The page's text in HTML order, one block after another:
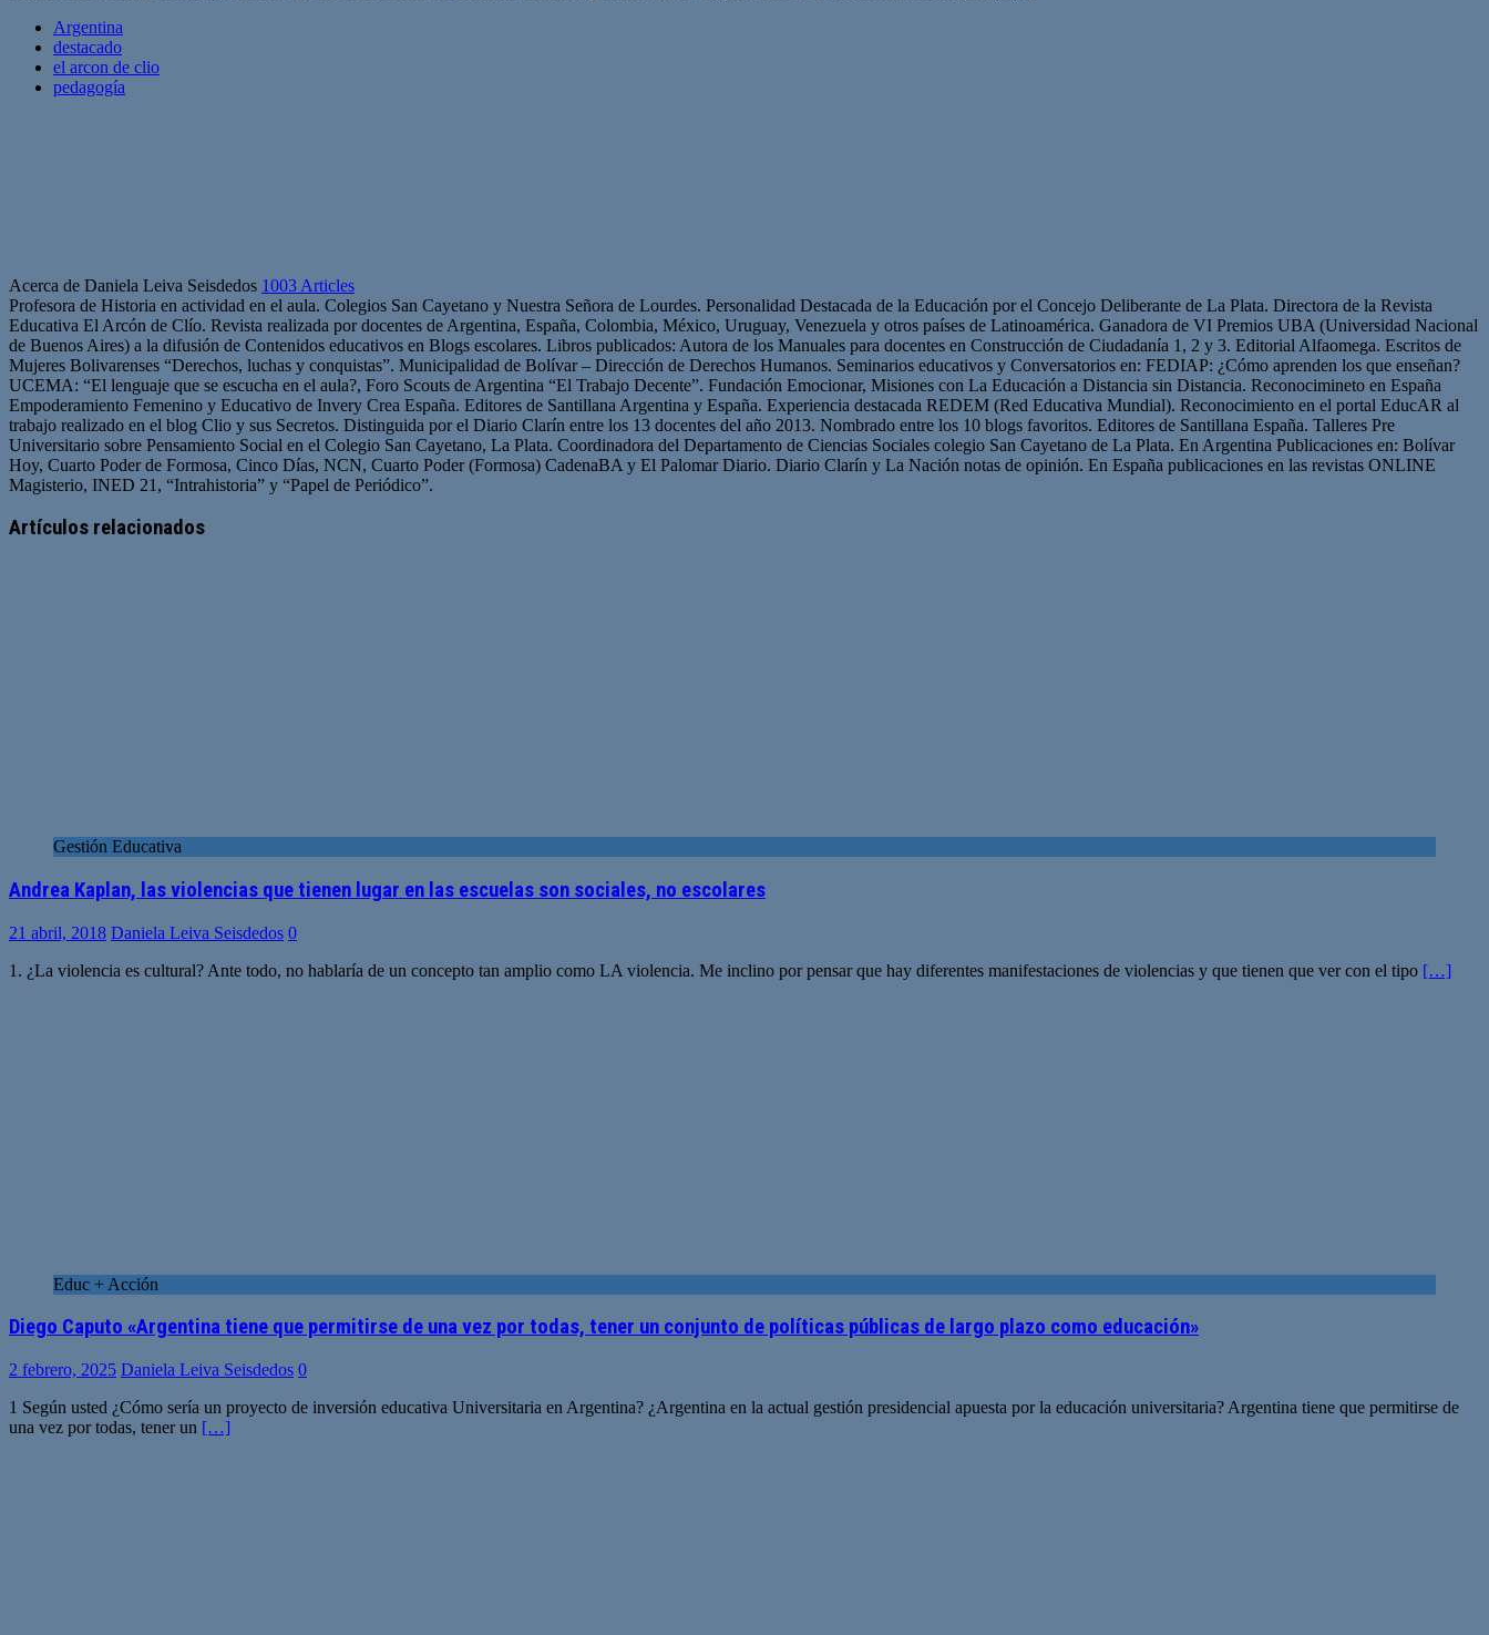
Argentina
destacado
el arcon de clio
pedagogía
Acerca de Daniela Leiva Seisdedos 1003 Articles
Profesora de Historia en actividad en el aula. Colegios San Cayetano y Nuestra Señora de Lourdes. Personalidad Destacada de la Educación por el Concejo Deliberante de La Plata. Directora de la Revista
Educativa El Arcón de Clío. Revista realizada por docentes de Argentina, España, Colombia, México, Uruguay, Venezuela y otros países de Latinoamérica. Ganadora de VI Premios UBA (Universidad Nacional
de Buenos Aires) a la difusión de Contenidos educativos en Blogs escolares. Libros publicados: Autora de los Manuales para docentes en Construcción de Ciudadanía 1, 2 y 3. Editorial Alfaomega. Escritos de
Mujeres Bolivarenses “Derechos, luchas y conquistas”. Municipalidad de Bolívar – Dirección de Derechos Humanos. Seminarios educativos y Conversatorios en: FEDIAP: ¿Cómo aprenden los que enseñan?
UCEMA: “El lenguaje que se escucha en el aula?, Foro Scouts de Argentina “El Trabajo Decente”. Fundación Emocionar, Misiones con La Educación a Distancia sin Distancia. Reconocimineto en España
Empoderamiento Femenino y Educativo de Invery Crea España. Editores de Santillana Argentina y España. Experiencia destacada REDEM (Red Educativa Mundial). Reconocimiento en el portal EducAR al
trabajo realizado en el blog Clio y sus Secretos. Distinguida por el Diario Clarín entre los 13 docentes del año 2013. Nombrado entre los 10 blogs favoritos. Editores de Santillana España. Talleres Pre
Universitario sobre Pensamiento Social en el Colegio San Cayetano, La Plata. Coordinadora del Departamento de Ciencias Sociales colegio San Cayetano de La Plata. En Argentina Publicaciones en: Bolívar
Hoy, Cuarto Poder de Formosa, Cinco Días, NCN, Cuarto Poder (Formosa) CadenaBA y El Palomar Diario. Diario Clarín y La Nación notas de opinión. En España publicaciones en las revistas ONLINE
Magisterio, INED 21, “Intrahistoria” y “Papel de Periódico”.
web
Artículos relacionados
Gestión Educativa
Andrea Kaplan, las violencias que tienen lugar en las escuelas son sociales, no escolares
21 abril, 2018 Daniela Leiva Seisdedos 0
1. ¿La violencia es cultural? Ante todo, no hablaría de un concepto tan amplio como LA violencia. Me inclino por pensar que hay diferentes manifestaciones de violencias y que tienen que ver con el tipo […]
Educ + Acción
Diego Caputo «Argentina tiene que permitirse de una vez por todas, tener un conjunto de políticas públicas de largo plazo como educación»
2 febrero, 2025 Daniela Leiva Seisdedos 0
1 Según usted ¿Cómo sería un proyecto de inversión educativa Universitaria en Argentina? ¿Argentina en la actual gestión presidencial apuesta por la educación universitaria? Argentina tiene que permitirse de
una vez por todas, tener un […]